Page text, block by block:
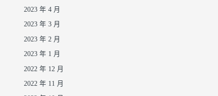
2023 年 4 月
2023 年 3 月
2023 年 2 月
2023 年 1 月
2022 年 12 月
2022 年 11 月